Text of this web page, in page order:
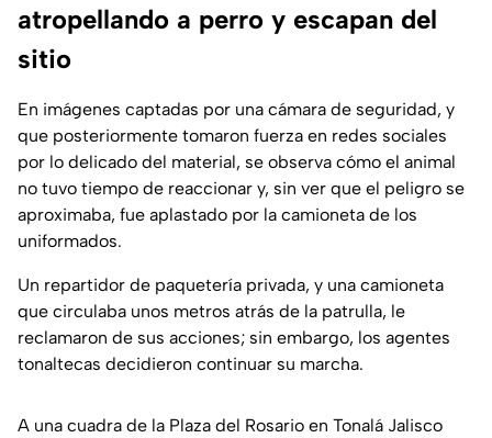
atropellando a perro y escapan del
sitio
En imágenes captadas por una cámara de seguridad, y
que posteriormente tomaron fuerza en redes sociales
por lo delicado del material, se observa cómo el animal
no tuvo tiempo de reaccionar y, sin ver que el peligro se
aproximaba, fue aplastado por la camioneta de los
uniformados.
Un repartidor de paquetería privada, y una camioneta
que circulaba unos metros atrás de la patrulla, le
reclamaron de sus acciones; sin embargo, los agentes
tonaltecas decidieron continuar su marcha.
A una cuadra de la Plaza del Rosario en Tonalá Jalisco